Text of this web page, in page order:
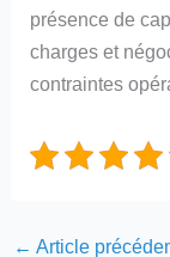
présence de
charges et
contraintes
← Article